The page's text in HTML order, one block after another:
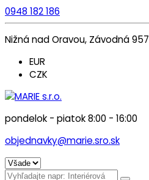
0948 182 186
Nižná nad Oravou, Závodná 957
EUR
CZK
pondelok - piatok 8:00 - 16:00
objednavky@marie.sro.sk